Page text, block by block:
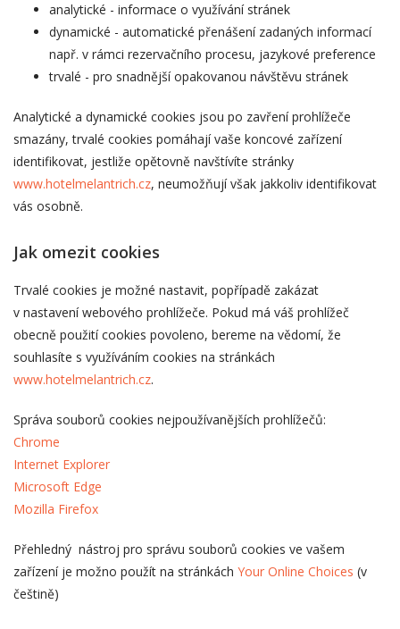
analytické - informace o využívání stránek
dynamické - automatické přenášení zadaných informací
např. v rámci rezervačního procesu, jazykové preference
trvalé - pro snadnější opakovanou návštěvu stránek
Analytické a dynamické cookies jsou po zavření prohlížeče
smazány, trvalé cookies pomáhají vaše koncové zařízení
identifikovat, jestliže opětovně navštívíte stránky
www.hotelmelantrich.cz, neumožňují však jakkoliv identifikovat
vás osobně.
Jak omezit cookies
Trvalé cookies je možné nastavit, popřípadě zakázat
v nastavení webového prohlížeče. Pokud má váš prohlížeč
obecně použití cookies povoleno, bereme na vědomí, že
souhlasíte s využíváním cookies na stránkách
www.hotelmelantrich.cz.
Správa souborů cookies nejpoužívanějších prohlížečů:
Chrome
Internet Explorer
Microsoft Edge
Mozilla Firefox
Přehledný nástroj pro správu souborů cookies ve vašem
zařízení je možno použít na stránkách Your Online Choices (v
češtině)